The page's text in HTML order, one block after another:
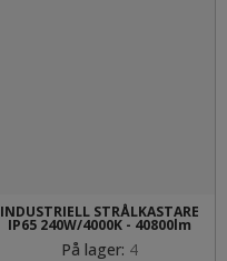
INDUSTRIELL STRÅLKASTARE
IP65 240W/4000K - 40800lm
På lager: 4